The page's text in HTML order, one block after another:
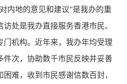
内地的意见和建议”是我办的重
处是我办直接服务香港市民、
门机构。近年来，我办年均受理
件次，协助数千市民反映并妥善
难，收到市民感谢信数百封，